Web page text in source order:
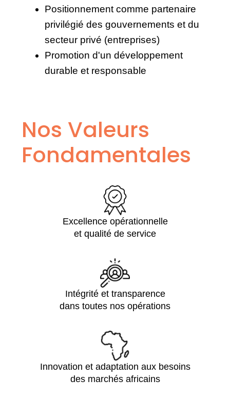
Positionnement comme partenaire
privilégié des gouvernements et du
secteur privé (entreprises)
Promotion d'un développement
durable et responsable
Nos Valeurs
Fondamentales
Excellence opérationnelle
et qualité de service
Intégrité et transparence
dans toutes nos opérations
Innovation et adaptation aux besoins
des marchés africains